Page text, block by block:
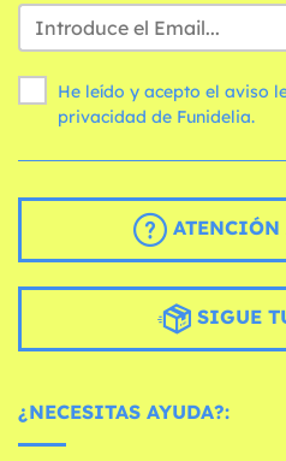
He leído y acepto el aviso
privacidad de Funidelia.
SIGUE
¿NECESITAS AYUDA?: